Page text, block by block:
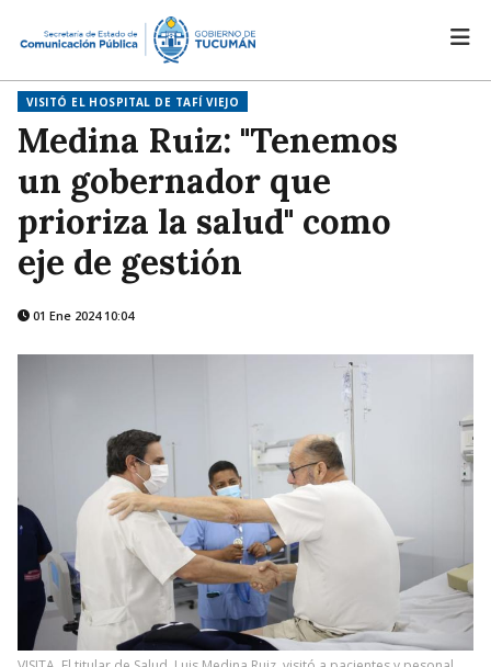
VISITÓ EL HOSPITAL DE TAFÍ VIEJO
Medina Ruiz: "Tenemos
un gobernador que
prioriza la salud" como
eje de gestión
01 Ene 2024 10:04